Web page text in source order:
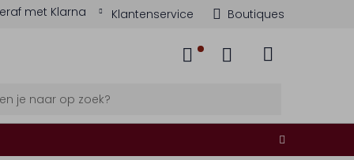
met Klarna Klantenservice Boutiques